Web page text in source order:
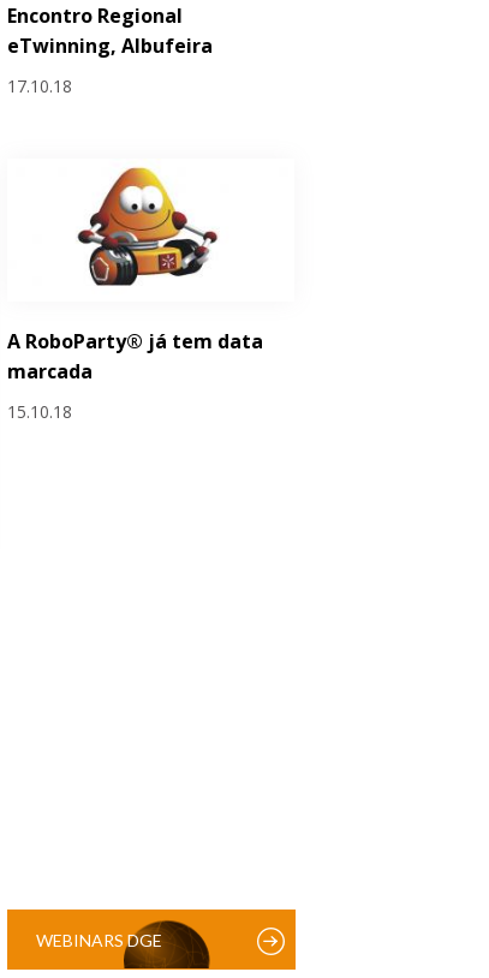
Encontro Regional
eTwinning, Albufeira
17.10.18
A RoboParty® já tem data
marcada
15.10.18
WEBINARS DGE